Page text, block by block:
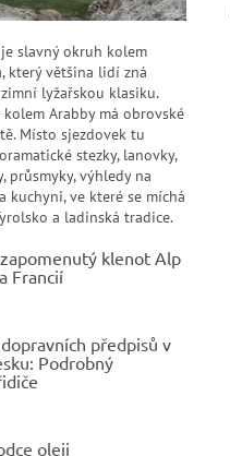
slavný okruh kolem
který většina lidí zná
lyžařskou klasiku.
kolem Arabby má obrovské
Místo sjezdovek tu
stezky, lanovky,
průsmyky, výhledy na
kuchyni, ve které se míchá
a ladinská tradice.
klenot Alp
Francií
předpisů v
Podrobný
oleji